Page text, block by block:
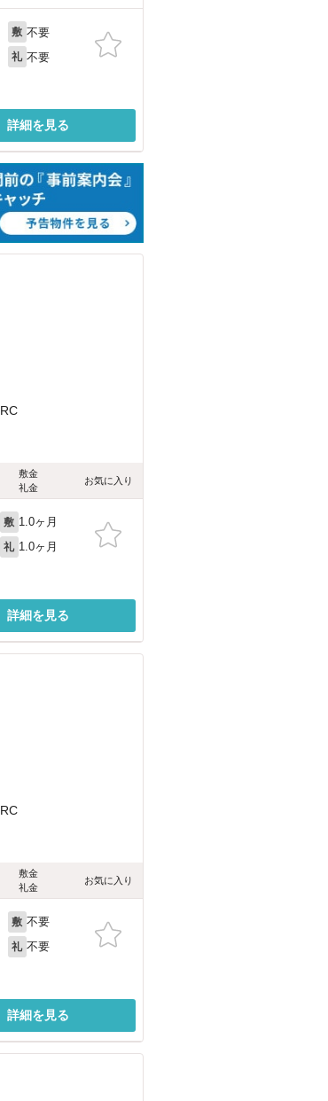
敷 不要
礼 不要
詳細を見る
RC
敷金
礼金
お気に入り
敷 1.0ヶ月
礼 1.0ヶ月
詳細を見る
RC
敷金
礼金
お気に入り
敷 不要
礼 不要
詳細を見る